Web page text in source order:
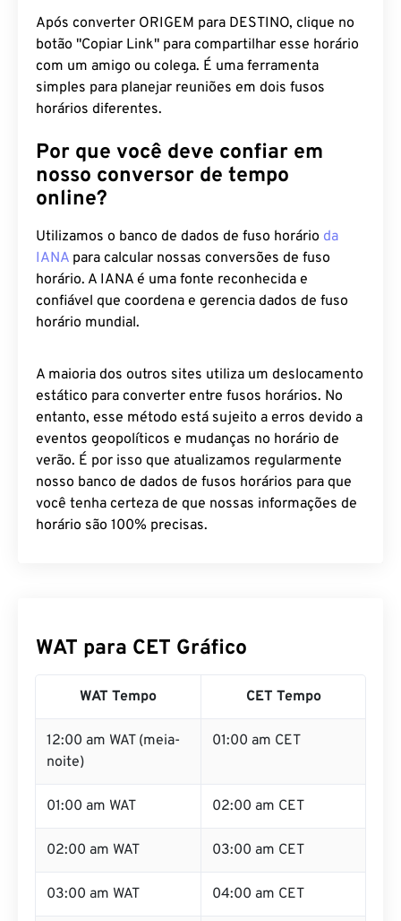
Após converter ORIGEM para DESTINO, clique no
botão "Copiar Link" para compartilhar esse horário
com um amigo ou colega. É uma ferramenta
simples para planejar reuniões em dois fusos
horários diferentes.
Por que você deve confiar em
nosso conversor de tempo
online?
Utilizamos o banco de dados de fuso horário da
IANA para calcular nossas conversões de fuso
horário. A IANA é uma fonte reconhecida e
confiável que coordena e gerencia dados de fuso
horário mundial.
A maioria dos outros sites utiliza um deslocamento
estático para converter entre fusos horários. No
entanto, esse método está sujeito a erros devido a
eventos geopolíticos e mudanças no horário de
verão. É por isso que atualizamos regularmente
nosso banco de dados de fusos horários para que
você tenha certeza de que nossas informações de
horário são 100% precisas.
WAT para CET Gráfico
WAT Tempo CET Tempo
12:00 am WAT (meia-
noite)
01:00 am CET
01:00 am WAT 02:00 am CET
02:00 am WAT 03:00 am CET
03:00 am WAT 04:00 am CET